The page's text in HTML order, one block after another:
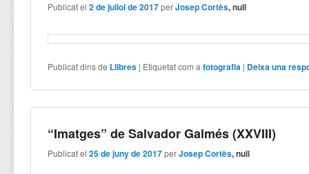
Publicat el2 de juliol de 2017 perJosep Cortès, null
Publicat dins de Llibres | Etiquetat com a fotografia | Deixa una
“Imatges” de Salvador Galmés (XXVIII)
Publicat el25 de juny de 2017 perJosep Cortès, null